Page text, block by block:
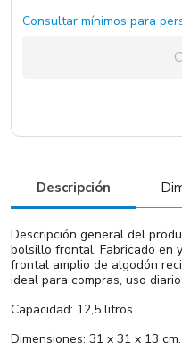
Consultar mínimos para
Descripción
Descripción general del
bolsillo frontal. Fabricado en
frontal amplio de algodón
ideal para compras, uso
Capacidad: 12,5 litros.
Dimensiones: 31 x 31 x 13 cm.